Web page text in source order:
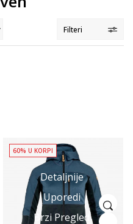
Filteri
Detaljnije
Uporedi
Brzi Pregled
60% U KORPI